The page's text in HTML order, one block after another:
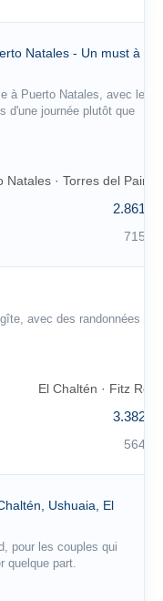
Natales - Un must à
à Puerto Natales, avec les
d'une journée plutôt que
Natales · Torres del Paine
2.861 €
715 €
avec des randonnées le
El Chaltén · Fitz Roy
3.382 €
564 €
Ushuaia, El
pour les couples qui
quelque part.